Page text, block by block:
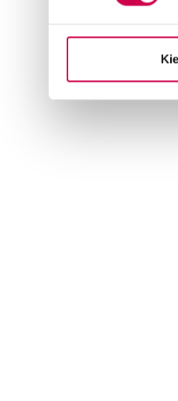
Postiosoite
PL 48, 08101 LOHJA